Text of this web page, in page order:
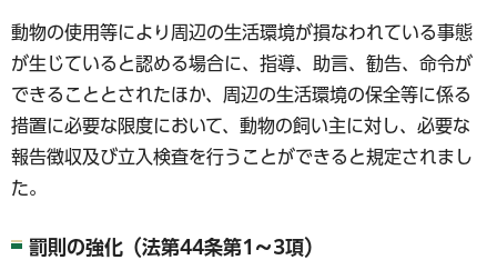
動物の使用等により周辺の生活環境が損なわれている事態
が生じていると認める場合に、指導、助言、勧告、命令が
できることとされたほか、周辺の生活環境の保全等に係る
措置に必要な限度において、動物の飼い主に対し、必要な
報告徴収及び立入検査を行うことができると規定されまし
た。
罰則の強化（法第44条第1～3項）